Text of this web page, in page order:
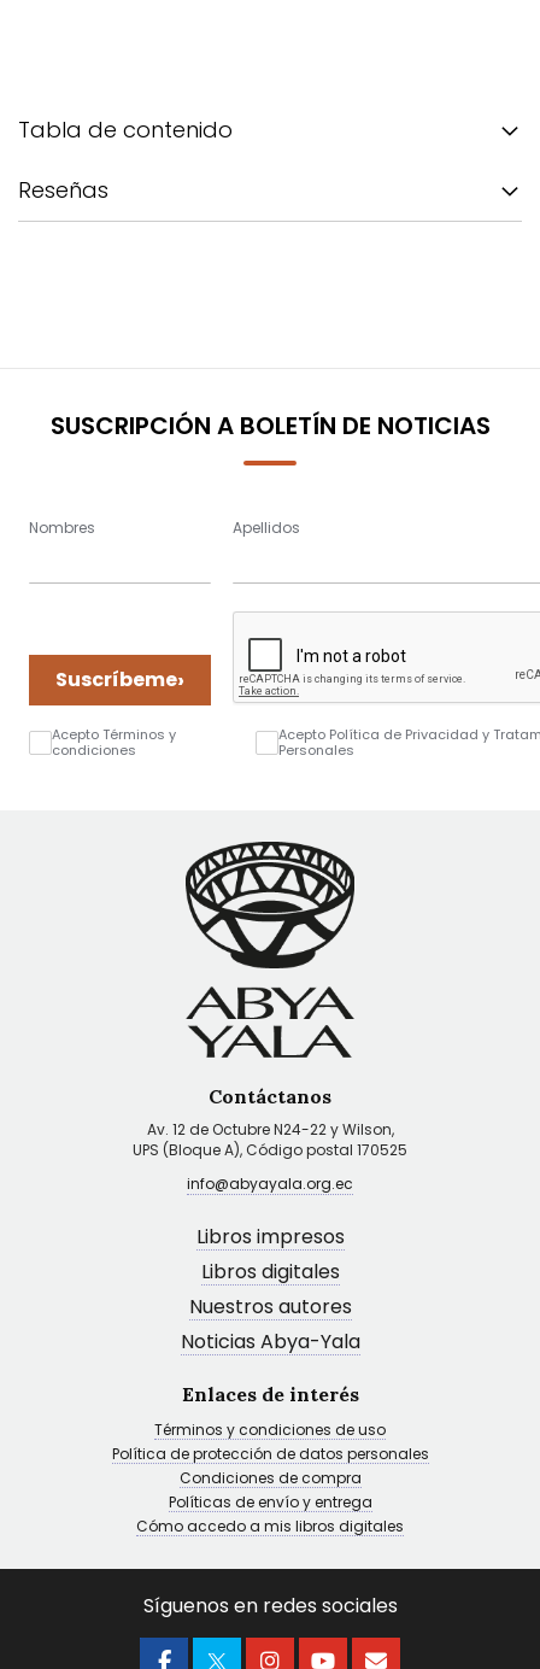
Tabla de contenido
Reseñas
SUSCRIPCIÓN A BOLETÍN DE NOTICIAS
Nombres Apellidos
Suscríbeme›
Acepto Términos y
condiciones
Acepto Política de Privacidad y
Personales
Contáctanos
Av. 12 de Octubre N24-22 y Wilson,
UPS (Bloque A), Código postal 170525
info@abyayala.org.ec
Libros impresos
Libros digitales
Nuestros autores
Noticias Abya-Yala
Enlaces de interés
Términos y condiciones de uso
Política de protección de datos personales
Condiciones de compra
Políticas de envío y entrega
Cómo accedo a mis libros digitales
Síguenos en redes sociales